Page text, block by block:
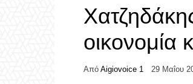
οικονομία
Από Aigiovoice 1 29 Μαΐου